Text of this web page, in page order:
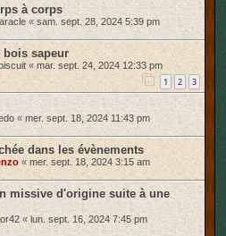
à corps
«sam. sept. 28, 2024 5:39 pm
bois sapeur
« mar. sept. 24, 2024 12:33 pm
1 2 3
« mer. sept. 18, 2024 11:43 pm
dans les évènements
«mer. sept. 18, 2024 3:15 am
missive d'origine suite à une
« lun. sept. 16, 2024 7:45 pm